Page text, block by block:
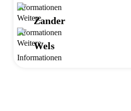
Zander
Wels